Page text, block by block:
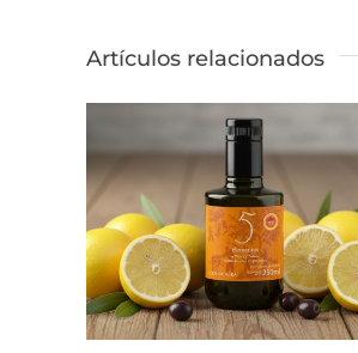
Artículos relacionados